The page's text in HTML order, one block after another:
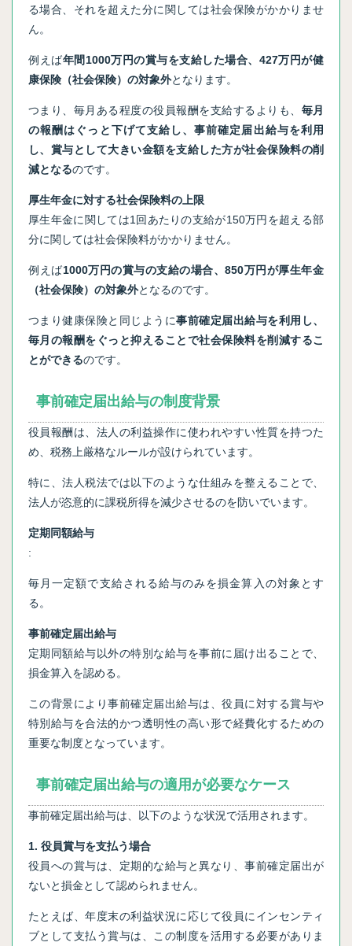
る場合、それを超えた分に関しては社会保険がかかりませ
ん。
例えば年間1000万円の賞与を支給した場合、427万円が健
康保険（社会保険）の対象外となります。
つまり、毎月ある程度の役員報酬を支給するよりも、 毎月
の報酬はぐっと下げて支給し、事前確定届出給与を利用
し、賞与として大きい金額を支給した方が社会保険料の削
減となるのです。
厚生年金に対する社会保険料の上限
厚生年金に関しては1回あたりの支給が150万円を超える部
分に関しては社会保険料がかかりません。
例えば1000万円の賞与の支給の場合、850万円が厚生年金
（社会保険）の対象外となるのです。
つまり健康保険と同じように事前確定届出給与を利用し、
毎月の報酬をぐっと抑えることで社会保険料を削減するこ
とができるのです。
事前確定届出給与の制度背景
役員報酬は、法人の利益操作に使われやすい性質を持つた
め、税務上厳格なルールが設けられています。
特に、法人税法では以下のような仕組みを整えることで、
法人が恣意的に課税所得を減少させるのを防いでいます。
定期同額給与
:
毎月一定額で支給される給与のみを損金算入の対象とす
る。
事前確定届出給与
定期同額給与以外の特別な給与を事前に届け出ることで、
損金算入を認める。
この背景により事前確定届出給与は、役員に対する賞与や
特別給与を合法的かつ透明性の高い形で経費化するための
重要な制度となっています。
事前確定届出給与の適用が必要なケース
事前確定届出給与は、以下のような状況で活用されます。
1. 役員賞与を支払う場合
役員への賞与は、定期的な給与と異なり、事前確定届出が
ないと損金として認められません。
たとえば、年度末の利益状況に応じて役員にインセンティ
ブとして支払う賞与は、この制度を活用する必要がありま